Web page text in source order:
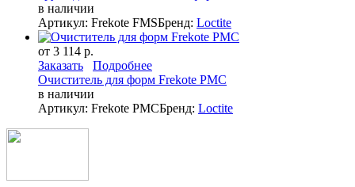
в наличии
Артикул: Frekote FMSБренд: Loctite
от 3 114 р.
Заказать
Подробнее
Очиститель для форм Frekote PMC
в наличии
Артикул: Frekote PMCБренд: Loctite